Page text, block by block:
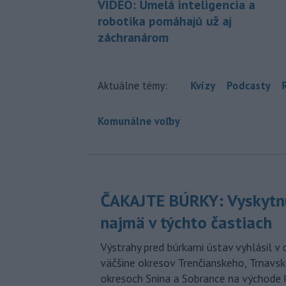
VIDEO: Umelá inteligencia a
robotika pomáhajú už aj
záchranárom
Aktuálne témy: Kvízy Podcasty
Komunálne voľby
ČAKAJTE BÚRKY:
najmä v týchto častiach
Výstrahy pred búrkami ústav vyhlásil
väčšine okresov Trenčianskeho,
okresoch Snina a Sobrance na východe